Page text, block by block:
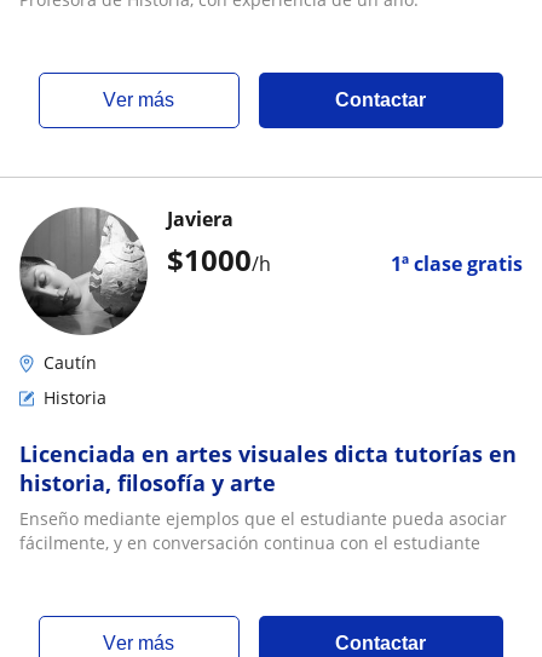
ver más Contactar
$1000/h 1ª clase gratis
Javiera
Cautín
Historia
Licenciada en artes visuales dicta tutorías en
historia, filosofía y arte
Enseño mediante ejemplos que el estudiante pueda asociar
fácilmente, y en conversación continua con el estudiante
ver más Contactar